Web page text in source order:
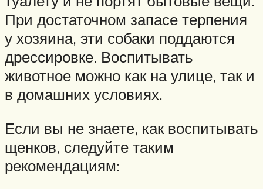
При достаточном запасе терпения
у хозяина, эти собаки поддаются
дрессировке. Воспитывать
животное можно как на улице, так и
в домашних условиях.
Если вы не знаете, как воспитывать
щенков, следуйте таким
рекомендациям: